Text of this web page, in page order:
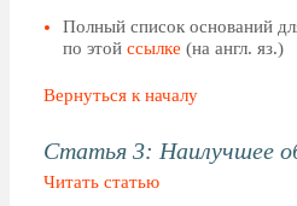
Полный список оснований
по этой ссылке (на англ. яз.)
Вернуться к началу
Статья 3: Наилучшее
Читать статью